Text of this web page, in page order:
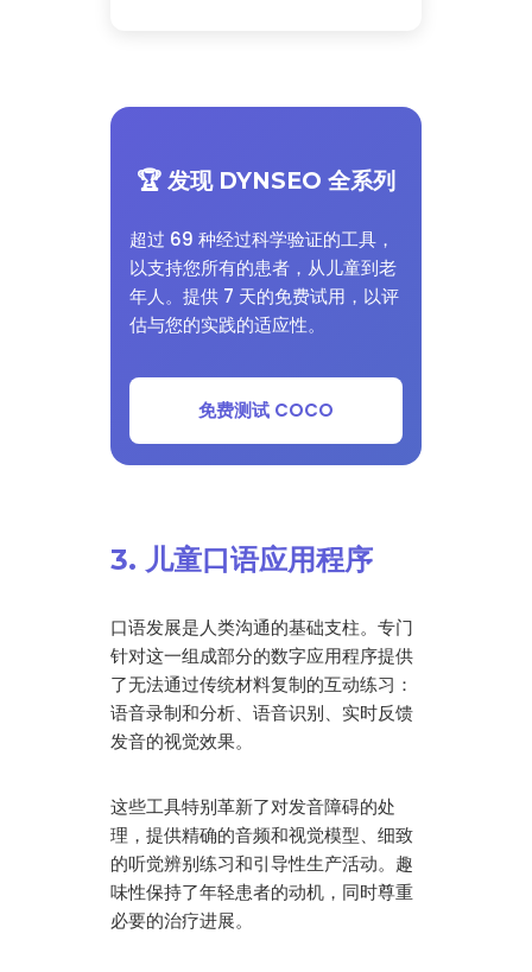
🏆 发现 DYNSEO 全系列
超过 69 种经过科学验证的工具，
以支持您所有的患者，从儿童到老
年人。提供 7 天的免费试用，以评
估与您的实践的适应性。
免费测试 COCO
3. 儿童口语应用程序
口语发展是人类沟通的基础支柱。专门
针对这一组成部分的数字应用程序提供
了无法通过传统材料复制的互动练习：
语音录制和分析、语音识别、实时反馈
发音的视觉效果。
这些工具特别革新了对发音障碍的处
理，提供精确的音频和视觉模型、细致
的听觉辨别练习和引导性生产活动。趣
味性保持了年轻患者的动机，同时尊重
必要的治疗进展。